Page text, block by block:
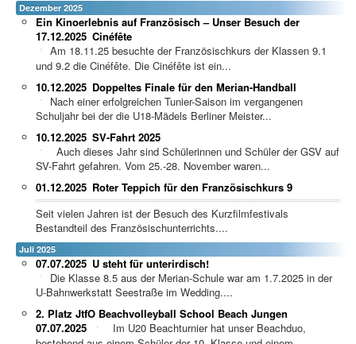
Dezember 2025
Ein Kinoerlebnis auf Französisch – Unser Besuch der
Cinéfête
17.12.2025
Am 18.11.25 besuchte der Französischkurs der Klassen 9.1
und 9.2 die Cinéfête. Die Cinéfête ist ein...
Doppeltes Finale für den Merian-Handball
10.12.2025
Nach einer erfolgreichen Tunier-Saison im vergangenen
Schuljahr bei der die U18-Mädels Berliner Meister...
SV-Fahrt 2025
10.12.2025
Auch dieses Jahr sind Schülerinnen und Schüler der GSV auf
SV-Fahrt gefahren. Vom 25.-28. November waren...
Roter Teppich für den Französischkurs 9
01.12.2025
Seit vielen Jahren ist der Besuch des Kurzfilmfestivals
Bestandteil des Französischunterrichts....
Juli 2025
U steht für unterirdisch!
07.07.2025
Die Klasse 8.5 aus der Merian-Schule war am 1.7.2025 in der
U-Bahnwerkstatt Seestraße im Wedding....
2. Platz JtfO Beachvolleyball School Beach Jungen
07.07.2025
Im U20 Beachturnier hat unser Beachduo,